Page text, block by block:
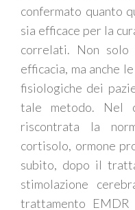
confermato quanto
sia efficace per la
correlati. Non solo
efficacia, ma anche
fisiologiche dei
tale metodo. Nel
riscontrata la
cortisolo, ormone
subito, dopo il
stimolazione
trattamento